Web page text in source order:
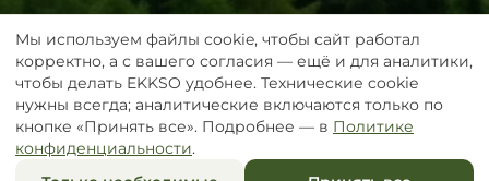
© 2020– 2026 EKKSO
Сила нашей природы
+7 495 181 91 94
Мы используем файлы cookie, чтобы сайт работал
корректно, а с вашего согласия — ещё и для аналитики,
чтобы делать EKKSO удобнее. Технические cookie
нужны всегда; аналитические включаются только по
кнопке «Принять все». Подробнее — в Политике
конфиденциальности.